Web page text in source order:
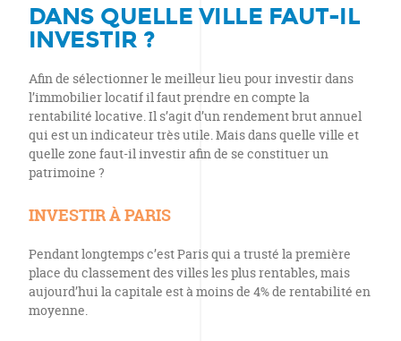
DANS QUELLE VILLE FAUT-IL
INVESTIR ?
Afin de sélectionner le meilleur lieu pour investir dans
l’immobilier locatif il faut prendre en compte la
rentabilité locative. Il s’agit d’un rendement brut annuel
qui est un indicateur très utile. Mais dans quelle ville et
quelle zone faut-il investir afin de se constituer un
patrimoine ?
INVESTIR À PARIS
Pendant longtemps c’est Paris qui a trusté la première
place du classement des villes les plus rentables, mais
aujourd’hui la capitale est à moins de 4% de rentabilité en
moyenne.